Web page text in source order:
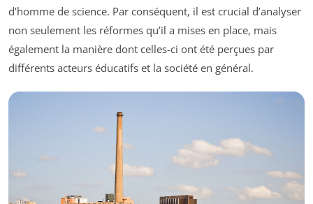
d’homme de science. Par conséquent, il est crucial d’analyser
non seulement les réformes qu’il a mises en place, mais
également la manière dont celles-ci ont été perçues par
différents acteurs éducatifs et la société en général.